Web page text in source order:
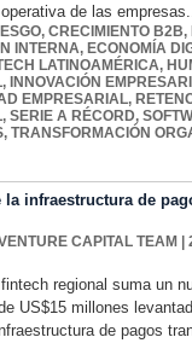
de las
, CRECIMIENTO B2B,
INTERNA, ECONOMÍA
LATINOAMÉRICA,
, INNOVACIÓN
EMPRESARIAL,
, SERIE A RÉCORD,
, TRANSFORMACIÓN
infraestructura de
CAPITAL TEAM |
regional suma un
US$15 millones
de pagos